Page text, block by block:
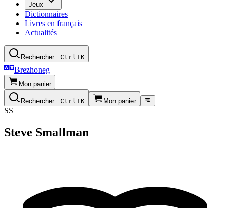
Jeux
Dictionnaires
Livres en français
Actualités
Rechercher...Ctrl+K
Brezhoneg
Mon panier
Rechercher...Ctrl+K Mon panier
SS
Steve Smallman